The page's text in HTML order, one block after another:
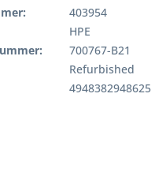
403954
HPE
700767-B21
Refurbished
4948382948625